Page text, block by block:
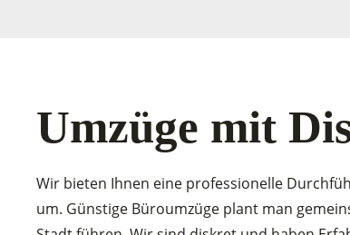
Umzüge mit
Wir bieten Ihnen eine professionelle
um. Günstige Büroumzüge plant man